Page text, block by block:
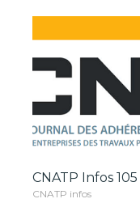
CNATP Infos
CNATP infos